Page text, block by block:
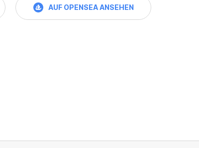
AUF OPENSEA ANSEHEN